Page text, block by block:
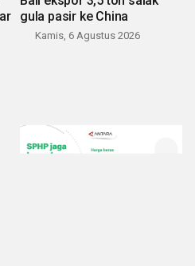
gula pasir ke China
Kamis, 6 Agustus 2026